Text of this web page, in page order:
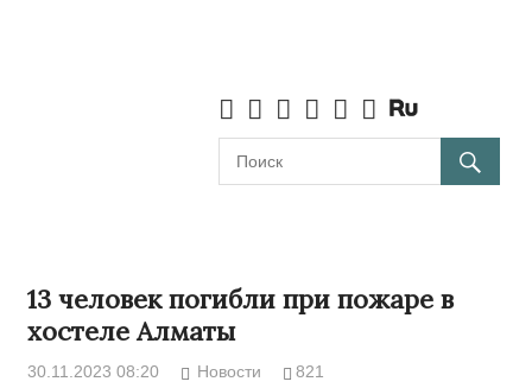
13 человек погибли при пожаре в
хостеле Алматы
30.11.2023 08:20 Новости 821